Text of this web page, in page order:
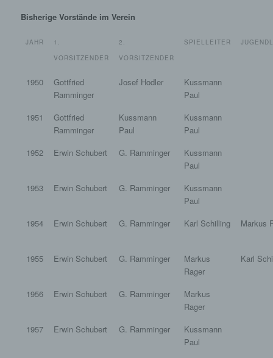
Bisherige Vorstände im Verein
JAHR
1.
VORSITZENDER
2.
VORSITZENDER
SPIELLEITER
1950
Gottfried
Ramminger
Josef Hodler
Kussmann
Paul
1951
Gottfried
Ramminger
Kussmann
Paul
Kussmann
Paul
1952
Erwin Schubert G. Ramminger
Kussmann
Paul
1953
Erwin Schubert G. Ramminger
Kussmann
Paul
1954
Erwin Schubert G. Ramminger Karl Schilling Markus
1955 Erwin Schubert G. Ramminger
Markus
Rager
Karl
1956 Erwin Schubert G. Ramminger
Markus
Rager
1957
Erwin Schubert G. Ramminger
Kussmann
Paul